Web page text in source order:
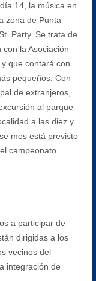
14, la música en
zona de Punta
Party. Se trata de
la Asociación
que contará con
pequeños. Con
de extranjeros,
al parque
a las diez y
mes está previsto
campeonato
a participar de
dirigidas a los
vecinos del
integración de